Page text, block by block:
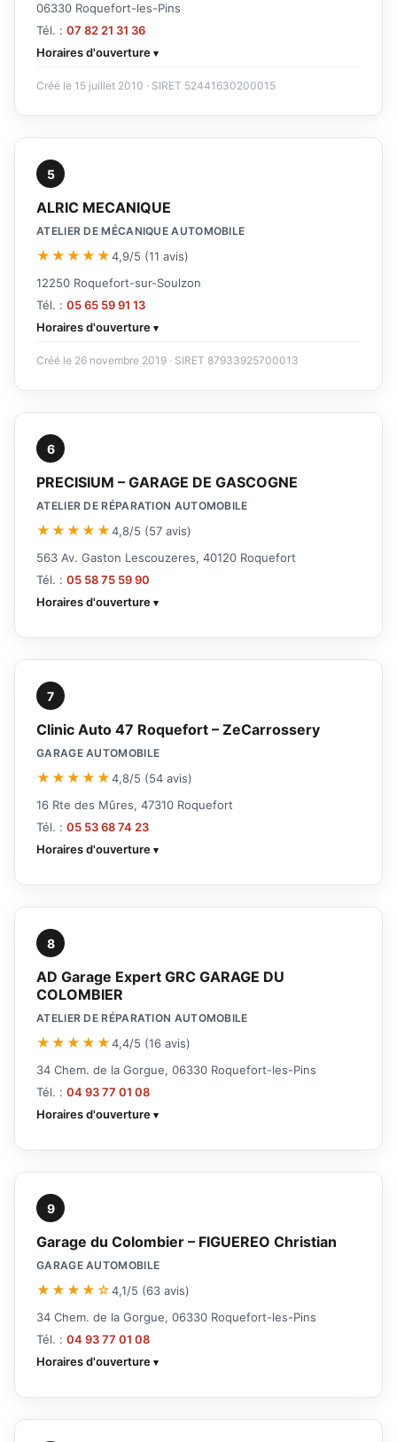
06330 Roquefort-les-Pins
Tél. : 07 82 21 31 36
Horaires d'ouverture
Créé le 15 juillet 2010 · SIRET 52441630200015
5
ALRIC MECANIQUE
ATELIER DE MÉCANIQUE AUTOMOBILE
★★★★★4,9/5 (11 avis)
12250 Roquefort-sur-Soulzon
Tél. : 05 65 59 91 13
Horaires d'ouverture
Créé le 26 novembre 2019 · SIRET 87933925700013
6
PRECISIUM – GARAGE DE GASCOGNE
ATELIER DE RÉPARATION AUTOMOBILE
★★★★★4,8/5 (57 avis)
563 Av. Gaston Lescouzeres, 40120 Roquefort
Tél. : 05 58 75 59 90
Horaires d'ouverture
7
Clinic Auto 47 Roquefort – ZeCarrossery
GARAGE AUTOMOBILE
★★★★★4,8/5 (54 avis)
16 Rte des Mûres, 47310 Roquefort
Tél. : 05 53 68 74 23
Horaires d'ouverture
8
AD Garage Expert GRC GARAGE DU
COLOMBIER
ATELIER DE RÉPARATION AUTOMOBILE
★★★★★4,4/5 (16 avis)
34 Chem. de la Gorgue, 06330 Roquefort-les-Pins
Tél. : 04 93 77 01 08
Horaires d'ouverture
9
Garage du Colombier – FIGUEREO Christian
GARAGE AUTOMOBILE
★★★★☆4,1/5 (63 avis)
34 Chem. de la Gorgue, 06330 Roquefort-les-Pins
Tél. : 04 93 77 01 08
Horaires d'ouverture